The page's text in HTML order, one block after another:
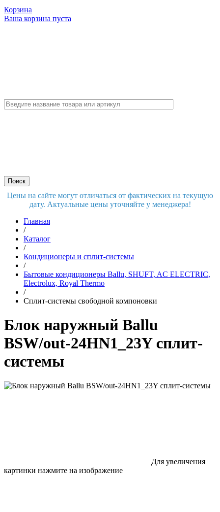
Корзина
Ваша корзина пуста
Цены на сайте могут отличаться от фактических на текущую
дату. Актуальные цены уточняйте у менеджера!
Главная
/
Каталог
/
Кондиционеры и сплит-системы
/
Бытовые кондиционеры Ballu, SHUFT, AC ELECTRIC,
Electrolux, Royal Thermo
/
Сплит-системы свободной компоновки
Блок наружный Ballu
BSW/out-24HN1_23Y сплит-
системы
Для увеличения
картинки нажмите на изображение